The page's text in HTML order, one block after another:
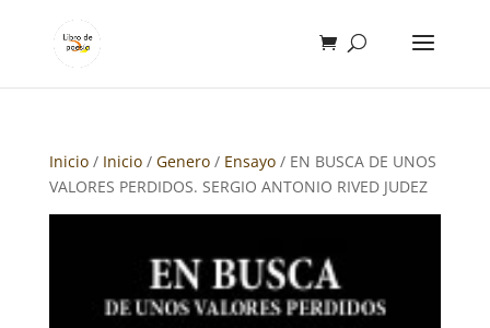
Inicio/ Inicio/ Genero/ Ensayo/ EN BUSCA DE UNOS
VALORES PERDIDOS. SERGIO ANTONIO RIVED JUDEZ